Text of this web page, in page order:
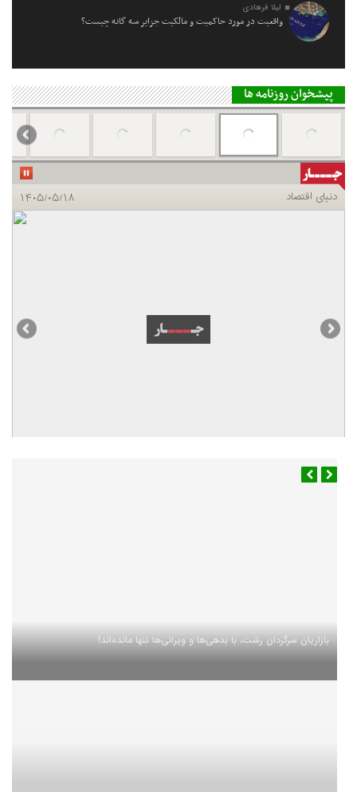
لیلا فرهادی
واقعیت در مورد حاکمیت و مالکیت جزایر سه گانه چیست؟
پیشخوان روزنامه ها
بازاریان سرگردان رشت، با بدهی‌ها و ویرانی‌ها تنها مانده‌اند!